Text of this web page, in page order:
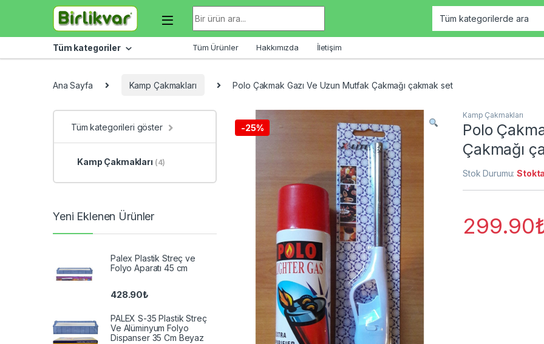
Skip to navigation
Skip to content
Tüm kategoriler Tüm Ürünler Hakkımızda İletişim
Ana Sayfa Kamp Çakmakları Polo Çakmak Gazı Ve Uzun Mutfak Çakmağı çakmak set
-25%
Kamp Çakmakları
Polo
Çakmağı
Stok Durumu:
299.90
Tüm kategorileri göster
Kamp Çakmakları (4)
Yeni Eklenen Ürünler
Palex Plastik Streç ve
Folyo Aparatı 45 cm
428.90₺
PALEX S-35 Plastik Streç
Ve Alüminyum Folyo
Dispanser 35 Cm Beyaz